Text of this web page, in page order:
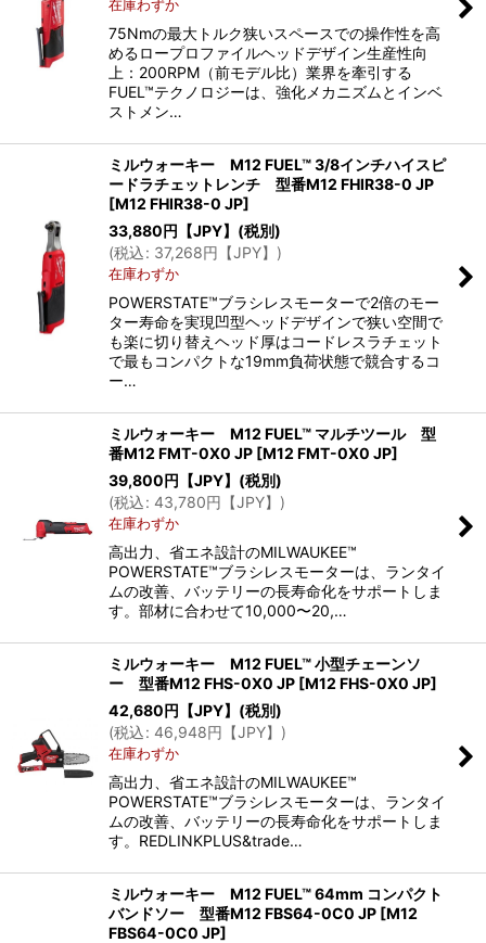
在庫わずか
75Nmの最大トルク狭いスペースでの操作性を高
めるロープロファイルヘッドデザイン生産性向
上：200RPM（前モデル比）業界を牽引する
FUEL™テクノロジーは、強化メカニズムとインベ
ストメン…
ミルウォーキー M12 FUEL™ 3/8インチハイスピ
ードラチェットレンチ 型番M12 FHIR38-0 JP
[M12 FHIR38-0 JP]
33,880円【JPY】 (税別)
(税込: 37,268円【JPY】 )
在庫わずか
POWERSTATE™ブラシレスモーターで2倍のモー
ター寿命を実現凹型ヘッドデザインで狭い空間で
も楽に切り替えヘッド厚はコードレスラチェット
で最もコンパクトな19mm負荷状態で競合するコ
ー…
ミルウォーキー M12 FUEL™ マルチツール 型
番M12 FMT-0X0 JP [M12 FMT-0X0 JP]
39,800円【JPY】 (税別)
(税込: 43,780円【JPY】 )
在庫わずか
高出力、省エネ設計のMILWAUKEE™
POWERSTATE™ブラシレスモーターは、ランタイ
ムの改善、バッテリーの長寿命化をサポートしま
す。部材に合わせて10,000〜20,…
ミルウォーキー M12 FUEL™ 小型チェーンソ
ー 型番M12 FHS-0X0 JP [M12 FHS-0X0 JP]
42,680円【JPY】 (税別)
(税込: 46,948円【JPY】 )
在庫わずか
高出力、省エネ設計のMILWAUKEE™
POWERSTATE™ブラシレスモーターは、ランタイ
ムの改善、バッテリーの長寿命化をサポートしま
す。REDLINKPLUS&trade…
ミルウォーキー M12 FUEL™ 64mm コンパクト
バンドソー 型番M12 FBS64-0C0 JP [M12
FBS64-0C0 JP]